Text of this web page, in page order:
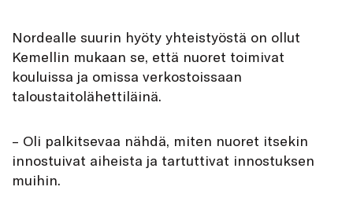
Nordealle suurin hyöty yhteistyöstä on ollut
Kemellin mukaan se, että nuoret toimivat
kouluissa ja omissa verkostoissaan
taloustaitolähettiläinä.
– Oli palkitsevaa nähdä, miten nuoret itsekin
innostuivat aiheista ja tartuttivat innostuksen
muihin.